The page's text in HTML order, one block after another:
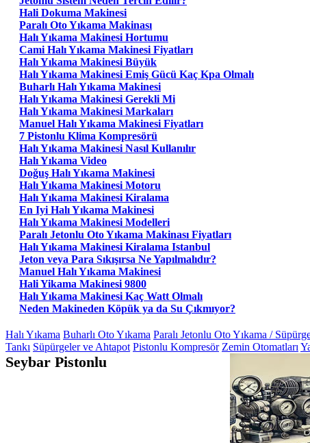
Hali Dokuma Makinesi
Paralı Oto Yıkama Makinası
Halı Yıkama Makinesi Hortumu
Cami Halı Yıkama Makinesi Fiyatları
Halı Yıkama Makinesi Büyük
Halı Yıkama Makinesi Emiş Gücü Kaç Kpa Olmalı
Buharlı Halı Yıkama Makinesi
Halı Yıkama Makinesi Gerekli Mi
Halı Yıkama Makinesi Markaları
Manuel Halı Yıkama Makinesi Fiyatları
7 Pistonlu Klima Kompresörü
Halı Yıkama Makinesi Nasıl Kullanılır
Halı Yıkama Video
Doğuş Halı Yıkama Makinesi
Halı Yıkama Makinesi Motoru
Halı Yıkama Makinesi Kiralama
En Iyi Halı Yıkama Makinesi
Halı Yıkama Makinesi Modelleri
Paralı Jetonlu Oto Yıkama Makinası Fiyatları
Halı Yıkama Makinesi Kiralama Istanbul
Jeton veya Para Sıkışırsa Ne Yapılmalıdır?
Manuel Halı Yıkama Makinesi
Hali Yikama Makinesi 9800
Halı Yıkama Makinesi Kaç Watt Olmalı
Neden Makineden Köpük ya da Su Çıkmıyor?
Halı Yıkama Buharlı Oto Yıkama Paralı Jetonlu Oto Yıkama /
Tankı Süpürgeler ve Ahtapot Pistonlu Kompresör Zemin Otomatları
Seybar Pistonlu